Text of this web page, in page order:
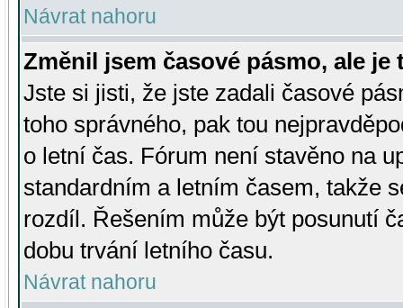
Návrat nahoru
Změnil jsem časové pásmo, ale je
Jste si jisti, že jste zadali časové
toho správného, pak tou
o letní čas. Fórum není stavěno na
standardním a letním časem, takže
rozdíl. Řešením může být posunutí
dobu trvání letního času.
Návrat nahoru